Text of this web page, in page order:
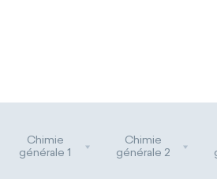
Chimie
générale 1
Chimie
générale 2